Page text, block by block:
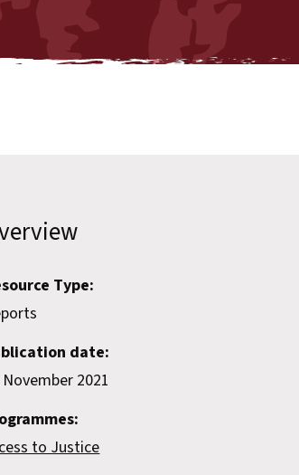
Type:
date:
2021
to Justice